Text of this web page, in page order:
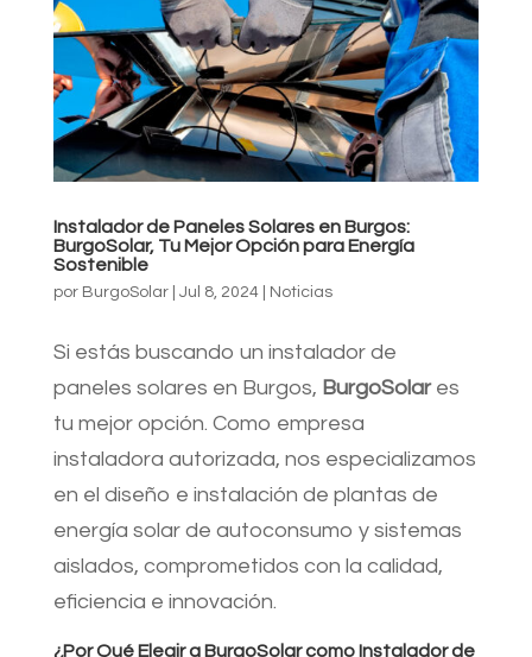
Instalador de Paneles Solares en Burgos:
BurgoSolar, Tu Mejor Opción para Energía
Sostenible
por BurgoSolar| Jul 8, 2024| Noticias
Si estás buscando un instalador de
paneles solares en Burgos, BurgoSolares
tu mejor opción. Como empresa
instaladora autorizada, nos especializamos
en el diseño e instalación de plantas de
energía solar de autoconsumo y sistemas
aislados, comprometidos con la calidad,
eficiencia e innovación.
¿Por Qué Elegir a BurgoSolar como Instalador de